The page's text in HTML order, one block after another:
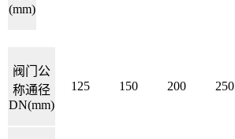
(mm)
阀门公
称通径
DN(mm)
125 150 200 250